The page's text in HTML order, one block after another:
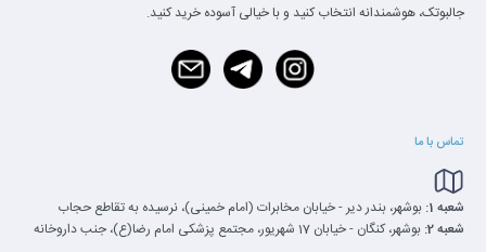
جالبوتک، هوشمندانه انتخاب کنید و با خیالی آسوده خرید کنید.
تماس با ما
شعبه 1:
بوشهر، بندر دیر - خیابان مخابرات (امام خمینی)، نرسیده به تقاطع حجاب
شعبه 2:
بوشهر، کنگان - خیابان 17 شهریور، مجتمع پزشکی امام رضا(ع)، جنب داروخانه